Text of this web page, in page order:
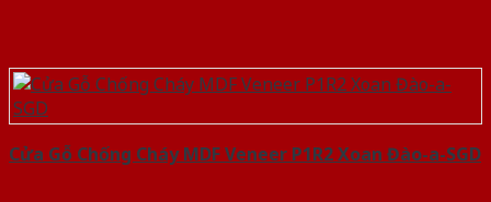
Cửa Gỗ Chống Cháy MDF Veneer P1R2 Xoan Đào-a-SGD